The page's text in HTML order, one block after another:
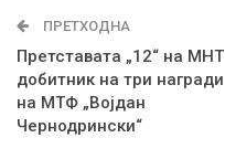
ПРЕТХОДНА
Претставата „12“ на МНТ
добитник на три награди
на МТФ „Војдан
Чернодрински“